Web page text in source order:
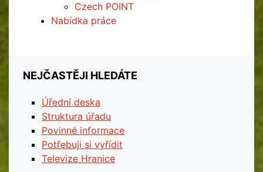
Czech POINT
Nabídka práce
NEJČASTĚJI HLEDÁTE
Úřední deska
Struktura úřadu
Povinné informace
Potřebuji si vyřídit
Televize Hranice